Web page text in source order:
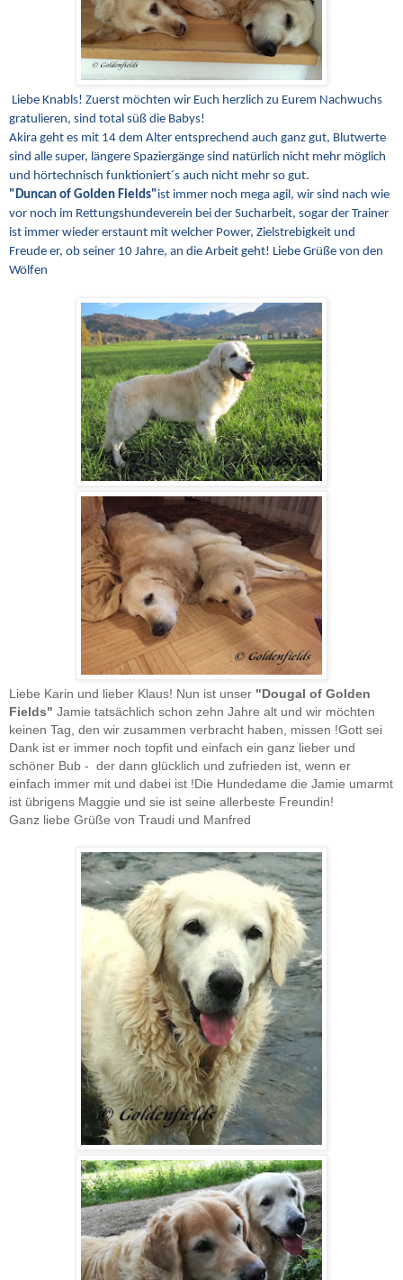
Liebe Knabls! Zuerst möchten wir Euch herzlich zu Eurem Nachwuchs
gratulieren, sind total süß die Babys!
Akira geht es mit 14 dem Alter entsprechend auch ganz gut, Blutwerte
sind alle super, längere Spaziergänge sind natürlich nicht mehr möglich
und hörtechnisch funktioniert´s auch nicht mehr so gut.
"Duncan of Golden Fields"ist immer noch mega agil, wir sind nach wie
vor noch im Rettungshundeverein bei der Sucharbeit, sogar der Trainer
ist immer wieder erstaunt mit welcher Power, Zielstrebigkeit und
Freude er, ob seiner 10 Jahre, an die Arbeit geht! Liebe Grüße von den
Wölfen
Liebe Karin und lieber Klaus! Nun ist unser "Dougal of Golden
Fields" Jamie tatsächlich schon zehn Jahre alt und wir möchten
keinen Tag, den wir zusammen verbracht haben, missen !Gott sei
Dank ist er immer noch topfit und einfach ein ganz lieber und
schöner Bub - der dann glücklich und zufrieden ist, wenn er
einfach immer mit und dabei ist !Die Hundedame die Jamie umarmt
ist übrigens Maggie und sie ist seine allerbeste Freundin!
Ganz liebe Grüße von Traudi und Manfred